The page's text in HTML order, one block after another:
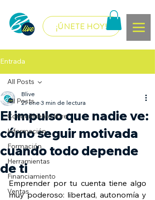
¡ÚNETE HOY!
Entrada
All Posts
Conocimiento libre
Información
Formación
Herramientas
Financiamiento
Ventas
All Posts
El impulso que nadie ve:
cómo seguir motivada
cuando todo depende
de ti
Blive
21 ene 3 min de lectura
Emprender por tu cuenta tiene algo
muy poderoso: libertad, autonomía y